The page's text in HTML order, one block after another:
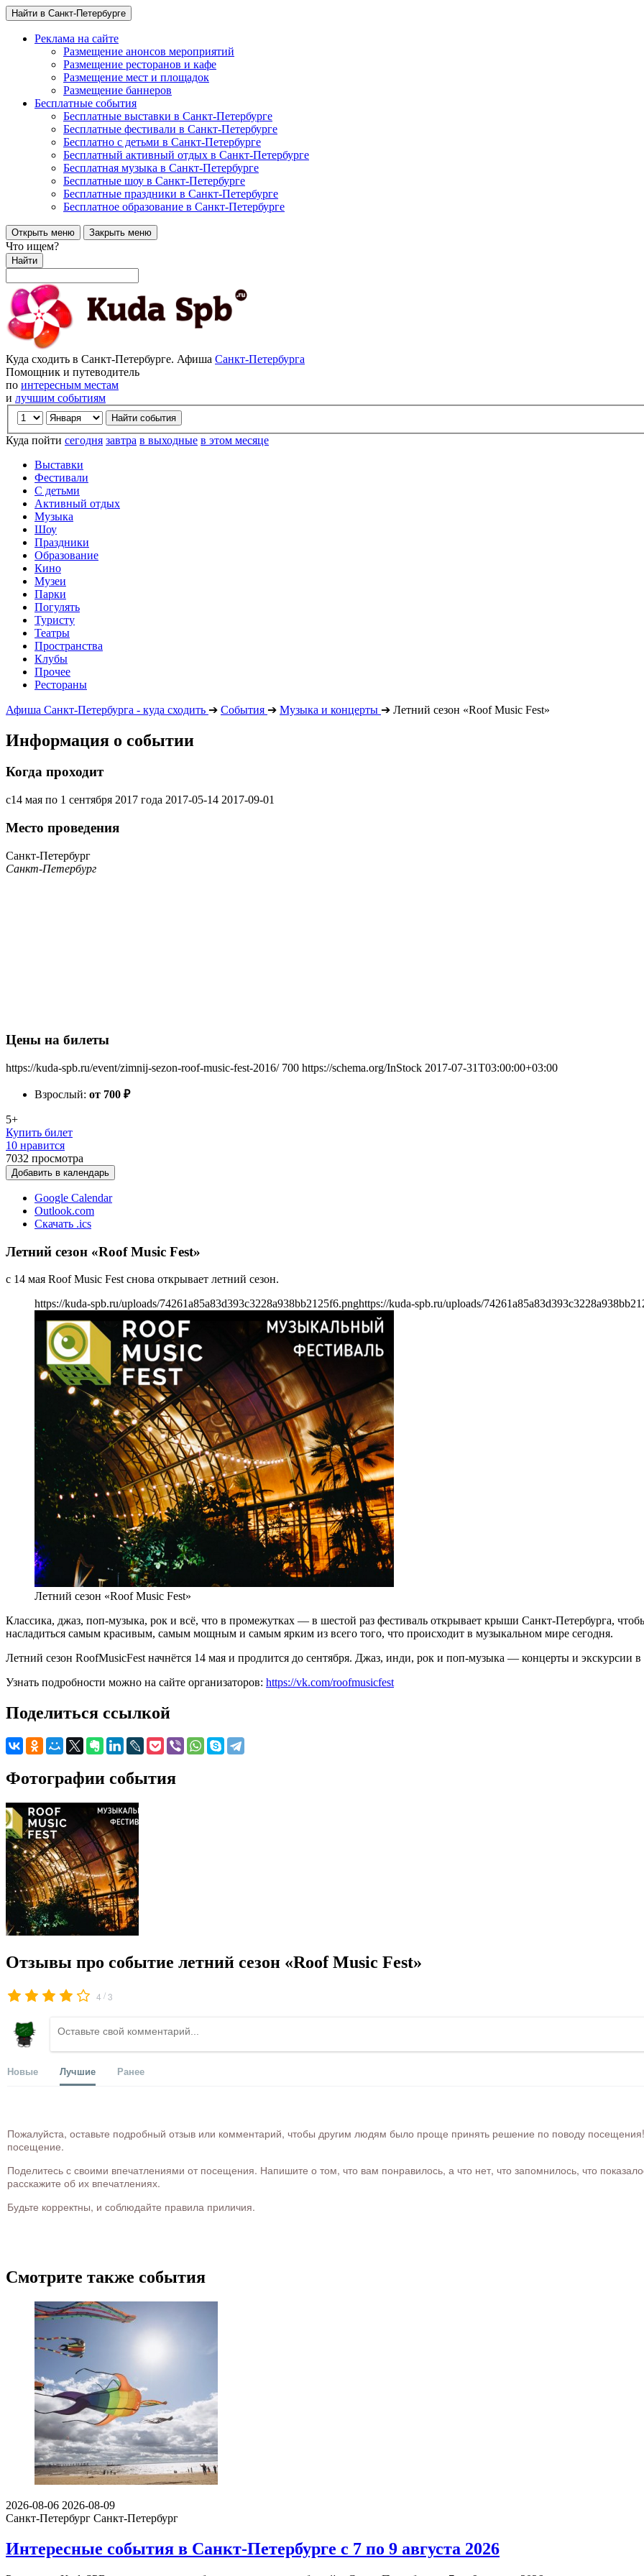
Найти в Санкт-Петербурге
Реклама на сайте
Размещение анонсов мероприятий
Размещение ресторанов и кафе
Размещение мест и площадок
Размещение баннеров
Бесплатные события
Бесплатные выставки в Санкт-Петербурге
Бесплатные фестивали в Санкт-Петербурге
Бесплатно с детьми в Санкт-Петербурге
Бесплатный активный отдых в Санкт-Петербурге
Бесплатная музыка в Санкт-Петербурге
Бесплатные шоу в Санкт-Петербурге
Бесплатные праздники в Санкт-Петербурге
Бесплатное образование в Санкт-Петербурге
Открыть меню Закрыть меню
Что ищем?
Найти
Куда сходить в Санкт-Петербурге. Афиша Санкт-Петербурга
Помощник и путеводитель
по интересным местам
и лучшим событиям
Куда пойти сегодня завтра в выходные в этом месяце
Выставки
Фестивали
С детьми
Активный отдых
Музыка
Шоу
Праздники
Образование
Кино
Музеи
Парки
Погулять
Туристу
Театры
Пространства
Клубы
Прочее
Рестораны
Афиша Санкт-Петербурга - куда сходить ➔ События ➔ Музыка и концерты ➔ Летний сезон «Roof Music Fest»
Информация о событии
Когда проходит
c14 мая по 1 сентября 2017 года 2017-05-14 2017-09-01
Место проведения
Санкт-Петербург
Санкт-Петербург
Цены на билеты
https://kuda-spb.ru/event/zimnij-sezon-roof-music-fest-2016/ 700 https://schema.org/InStock 2017-07-31T03:00:00+03:00
Взрослый: от 700 ₽
5+
Купить билет
10 нравится
7032 просмотра
Добавить в календарь
Google Calendar
Outlook.com
Скачать .ics
Летний сезон «Roof Music Fest»
с 14 мая Roof Music Fest снова открывает летний сезон.
https://kuda-spb.ru/uploads/74261a85a83d393c3228a938bb2125f6.pnghttps://kuda-spb.ru/uploads/
Летний сезон «Roof Music Fest»
Классика, джаз, поп-музыка, рок и всё, что в промежутках — в шестой раз фестиваль открывает крыши Санкт-Петербурга,
насладиться самым красивым, самым мощным и самым ярким из всего того, что происходит в музыкальном мире сегодня.
Летний сезон RoofMusicFest начнётся 14 мая и продлится до сентября. Джаз, инди, рок и поп-музыка — концерты и экскурсии в
Узнать подробности можно на сайте организаторов: https://vk.com/roofmusicfest
Поделиться ссылкой
Фотографии события
Отзывы про событие летний сезон «Roof Music Fest»
4 /3
Новые Лучшие Ранее
Пожалуйста, оставьте подробный отзыв или комментарий, чтобы другим людям было проще принять решение по поводу посещения!
посещение.
Поделитесь с своими впечатлениями от посещения. Напишите о том, что вам понравилось, а что нет, что запомнилось, что
расскажите об их впечатлениях.
Будьте корректны, и соблюдайте правила приличия.
Смотрите также события
2026-08-06 2026-08-09
Санкт-Петербург Санкт-Петербург
Интересные события в Санкт-Петербурге с 7 по 9 августа 2026